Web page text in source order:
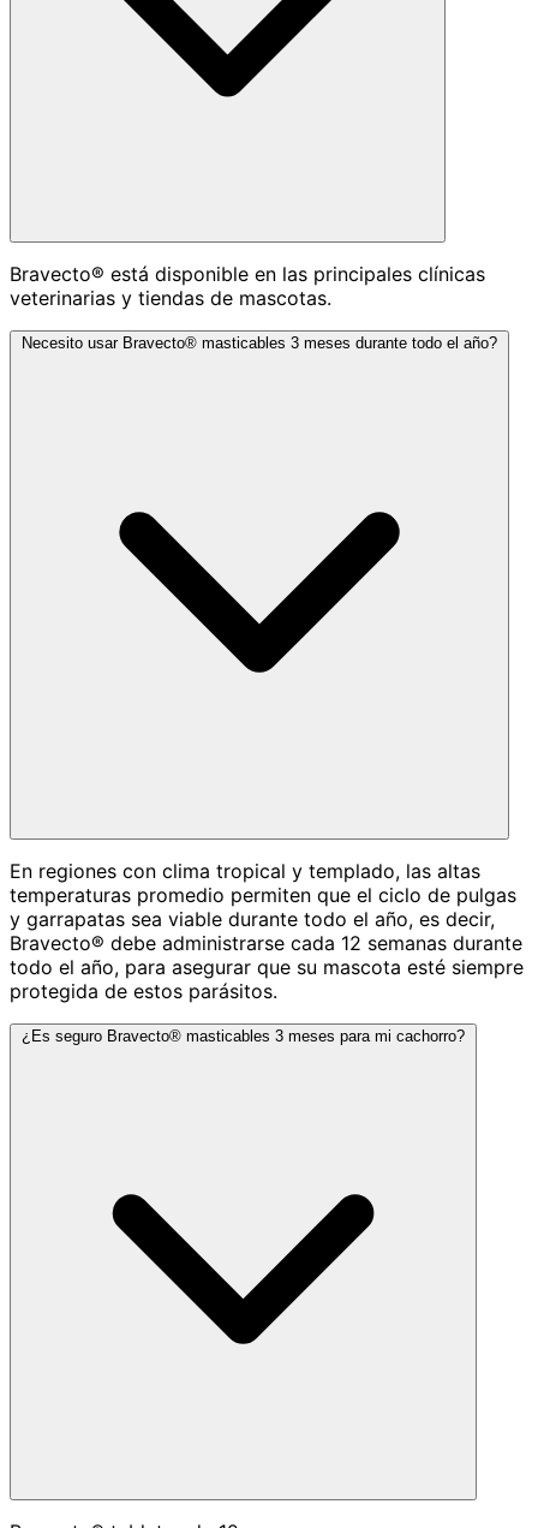
Bravecto® está disponible en las principales clínicas
veterinarias y tiendas de mascotas.
Necesito usar Bravecto® masticables 3 meses durante todo el año?
En regiones con clima tropical y templado, las altas
temperaturas promedio permiten que el ciclo de pulgas
y garrapatas sea viable durante todo el año, es decir,
Bravecto® debe administrarse cada 12 semanas durante
todo el año, para asegurar que su mascota esté siempre
protegida de estos parásitos.
¿Es seguro Bravecto® masticables 3 meses para mi cachorro?